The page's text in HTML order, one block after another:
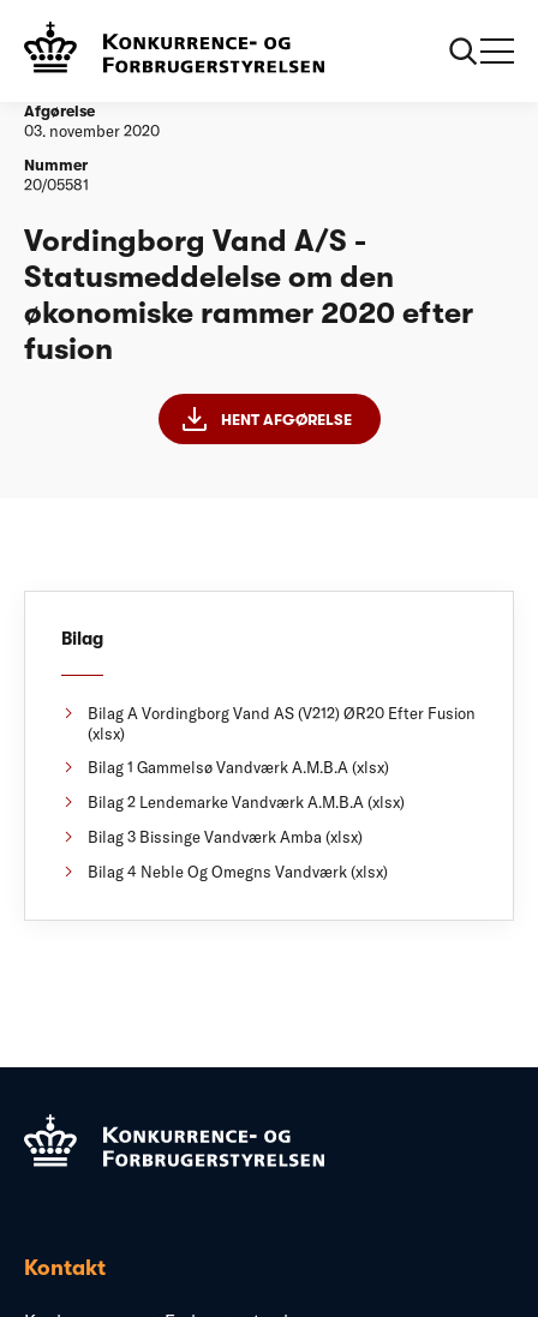
Vandtilsyn
den økonomiske rammer 2020 efter fusion
Afgørelse
03. november 2020
Nummer
20/05581
Vordingborg Vand A/S -
Statusmeddelelse om den
økonomiske rammer 2020 efter
fusion
HENT AFGØRELSE
Bilag
Bilag A Vordingborg Vand AS (V212) ØR20 Efter Fusion
(xlsx)
Bilag 1 Gammelsø Vandværk A.M.B.A (xlsx)
Bilag 2 Lendemarke Vandværk A.M.B.A (xlsx)
Bilag 3 Bissinge Vandværk Amba (xlsx)
Bilag 4 Neble Og Omegns Vandværk (xlsx)
Kontakt